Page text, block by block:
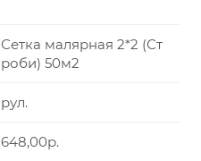
Сетка малярная 2*2 (Ст
роби) 50м2
рул.
648,00р.